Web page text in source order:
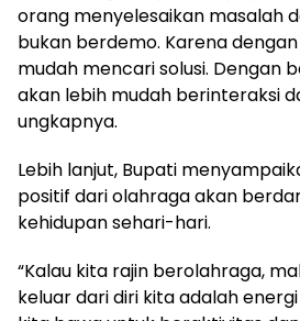
orang menyelesaikan masalah
bukan berdemo. Karena
mudah mencari solusi. Dengan
akan lebih mudah berinteraksi
ungkapnya.
Lebih lanjut, Bupati
positif dari olahraga akan
kehidupan sehari-hari.
“Kalau kita rajin berolahraga,
keluar dari diri kita adalah